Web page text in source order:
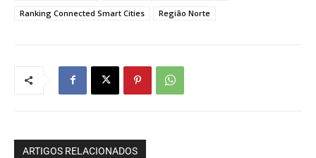
Ranking Connected Smart Cities
Região Norte
ARTIGOS RELACIONADOS